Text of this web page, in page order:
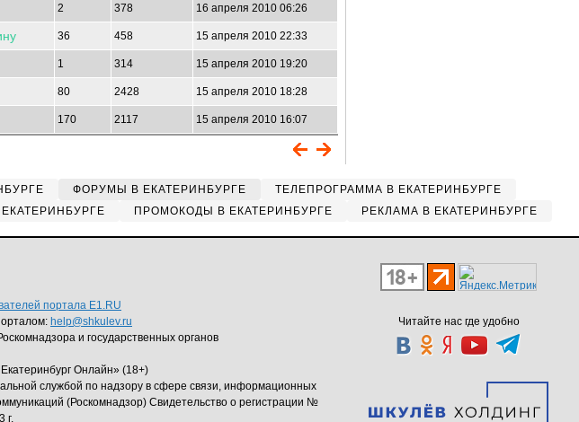
2 378 16 апреля 2010 06:26
36 458 15 апреля 2010 22:33
1 314 15 апреля 2010 19:20
80 2428 15 апреля 2010 18:28
170 2117 15 апреля 2010 16:07
ФОРУМЫ В ЕКАТЕРИНБУРГЕ
ТЕЛЕПРОГРАММА В ЕКАТЕРИНБУРГЕ
ПРОМОКОДЫ В ЕКАТЕРИНБУРГЕ РЕКЛАМА В ЕКАТЕРИНБУРГЕ
Читайте нас где удобно
портала E1.RU
help@shkulev.ru
и государственных органов
Онлайн» (18+)
службой по надзору в сфере связи, информационных
(Роскомнадзор) Свидетельство о регистрации №
г.